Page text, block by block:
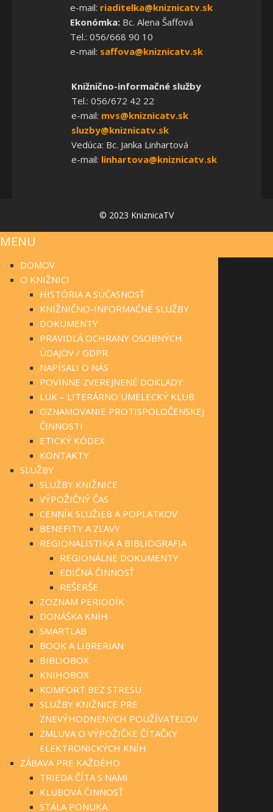
e-mail: riaditelka@kniznicatv.sk
Ekonómka:Bc. Alena Šaffová
Tel.: 056/668 90 10
e-mail: saffova@kniznicatv.sk
Knižnično-informačné služby
Tel.: 056/672 42 22
e-mail: mvs@kniznicatv.sk
sluzby@kniznicatv.sk
Vedúca: Bc. Janka Linhartová
e-mail: linhartova@kniznicatv.sk
© 2023 KniznicaTV
MENU
DOMOV
O KNIŽNICI
HISTÓRIA A SÚČASNOSŤ
KNIŽNIČNO-INFORMAČNÉ SLUŽBY
DOKUMENTY
PRAVIDLÁ OCHRANY OSOBNÝCH
ÚDAJOV / GDPR
NAPÍSALI O NÁS
POVINNE ZVEREJNENÉ DOKLADY
LUK – LITERÁRNO UMELECKÝ KLUB
OZNAMOVANIE PROTISPOLOČENSKEJ
ČINNOSTI
ETICKÝ KÓDEX
KONTAKTY
SLUŽBY
SLUŽBY KNIŽNICE
VÝPOŽIČNÝ ČAS
CENNÍK SLUŽIEB A POPLATKOV
BENEFITY A ZĽAVY
REGIONALISTIKA A BIBLIOGRAFIA
REGIONÁLNE DOKUMENTY
EDIČNÁ ČINNOSŤ
REŠERŠE
ZOZNAM PERIODÍK
DONÁŠKA KNÍH
SMARTLAB
BOOK A LIBRERIAN
BIBLIOBOX
KNIHOBOX
KOMFORT BEZ STRESU
SLUŽBY KNIŽNICE PRE
ZNEVÝHODNENÝCH POUŽÍVATEĽOV
ZMLUVA O VÝPOŽIČKE ČÍTAČKY
ELEKTRONICKÝCH KNÍH
ZÁBAVA PRE KAŽDÉHO
TRIEDA ČÍTA S NAMI
KLUBOVÁ ČINNOSŤ
STÁLA PONUKA